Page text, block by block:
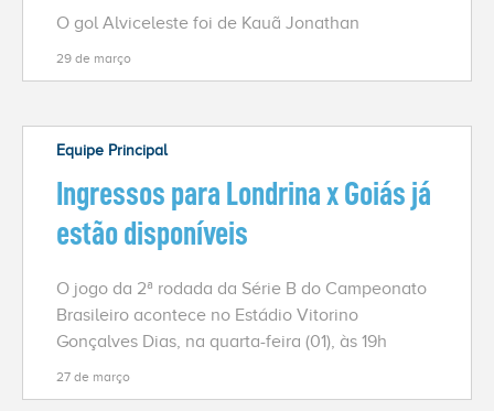
O gol Alviceleste foi de Kauã Jonathan
29 de março
Equipe Principal
Ingressos para Londrina x Goiás já
estão disponíveis
O jogo da 2ª rodada da Série B do Campeonato
Brasileiro acontece no Estádio Vitorino
Gonçalves Dias, na quarta-feira (01), às 19h
27 de março